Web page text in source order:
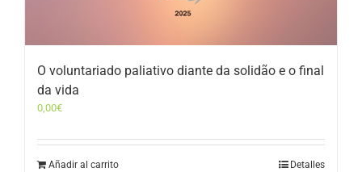
O voluntariado paliativo diante da solidão e o final
da vida
0,00€
Añadir al carrito Detalles